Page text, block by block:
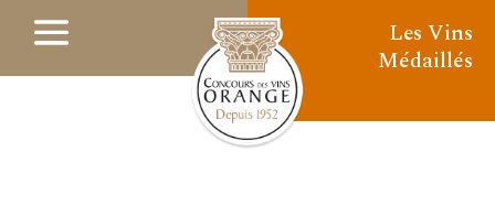
Les Vins
Médaillés